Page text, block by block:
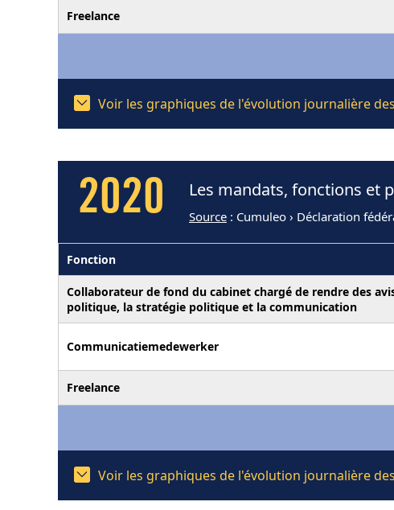
Freelance
Voir les graphiques de l'évolution journalière
2020 Les mandats, fonctions et
Source : Cumuleo › Déclaration
Fonction
Collaborateur de fond du cabinet chargé de rendre des
politique, la stratégie politique et la communication
Communicatiemedewerker
Freelance
Voir les graphiques de l'évolution journalière